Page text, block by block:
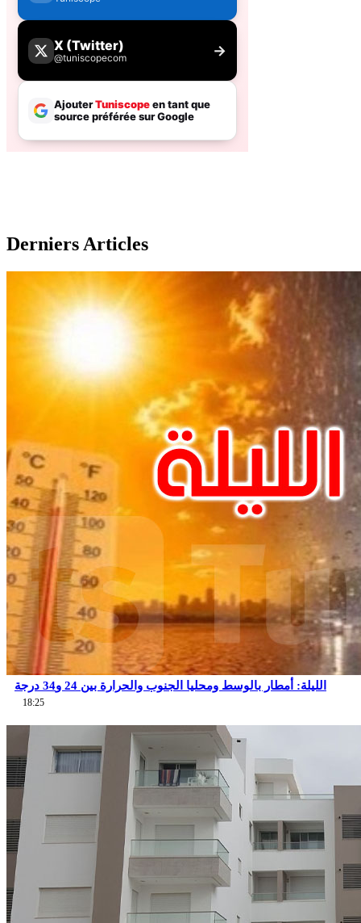
Derniers Articles
الليلة: أمطار بالوسط ومحليا الجنوب والحرارة بين 24 و34 درجة
18:25